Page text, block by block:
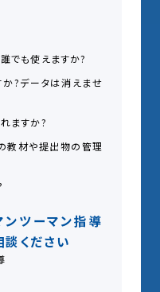
でも使えますか?
?データは消えませ
ますか?
教材や提出物の管理
ツーマン指導
談ください